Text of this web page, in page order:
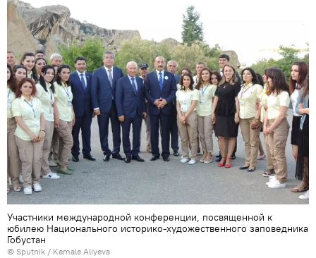
Участники международной конференции, посвященной к
юбилею Национального историко-художественного заповедника
Гобустан
© Sputnik / Kemale Aliyeva